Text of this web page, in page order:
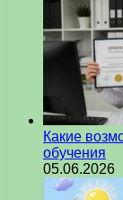
Какие
обучения
05.06.2026